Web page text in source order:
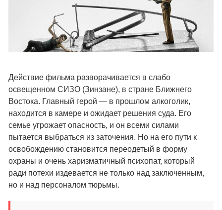
Действие фильма разворачивается в слабо
освещенном СИЗО (Зинзане), в стране Ближнего
Востока. Главный герой — в прошлом алкоголик,
находится в камере и ожидает решения суда. Его
семье угрожает опасность, и он всеми силами
пытается выбраться из заточения. Но на его пути к
освобождению становится переодетый в форму
охраны и очень харизматичный психопат, который
ради потехи издевается не только над заключенным,
но и над персоналом тюрьмы.